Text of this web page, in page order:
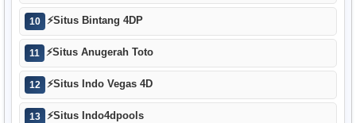
10 ⚡Situs Bintang 4DP
11 ⚡Situs Anugerah Toto
12 ⚡Situs Indo Vegas 4D
13 ⚡Situs Indo4dpools